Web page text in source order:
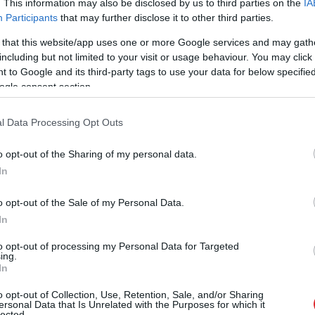
This information may also be disclosed by us to third parties on the
Participants that may further disclose it to other third parties.
that this website/app uses one or more Google services and may
but not limited to your visit or usage behaviour. You may
to Google and its third-party tags to use your data for below
consent section.
Data Processing Opt Outs
opt-out of the Sharing of my personal data.
opt-out of the Sale of my Personal Data.
opt-out of processing my Personal Data for Targeted
opt-out of Collection, Use, Retention, Sale, and/or Sharing
Data that Is Unrelated with the Purposes for which it
bija valsts pamatbudžetam, kas ir
ar novembra sākumu, 273,209 miljoni eiro –
par 0,2%, bet sociālās apdrošināšanas
eiro apmērā, kas ir par 1,4% mazāk.
kuriem tiek aprēķināta nokavējuma nauda,
parādu summas jeb 533,99 miljoni eiro.